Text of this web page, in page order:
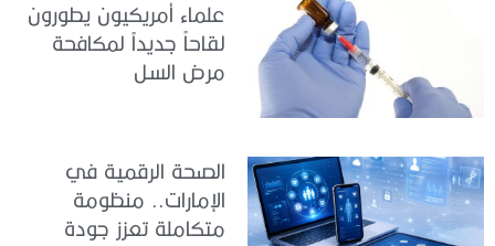
علماء أمريكيون يطورون
لقاحاً جديداً لمكافحة
مرض السل
الصحة الرقمية في
الإمارات.. منظومة
متكاملة تعزز جودة